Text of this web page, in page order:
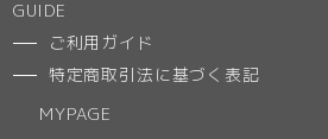
GUIDE
ご利用ガイド
特定商取引法に基づく表記
MYPAGE